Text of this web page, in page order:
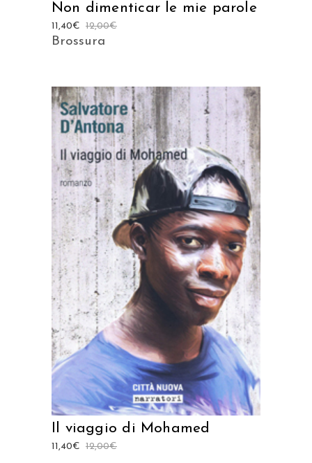
Non dimenticar le mie parole
12,00€
11,40€
Brossura
AGGIUNGI AL CARRELLO
Il viaggio di Mohamed
12,00€
11,40€